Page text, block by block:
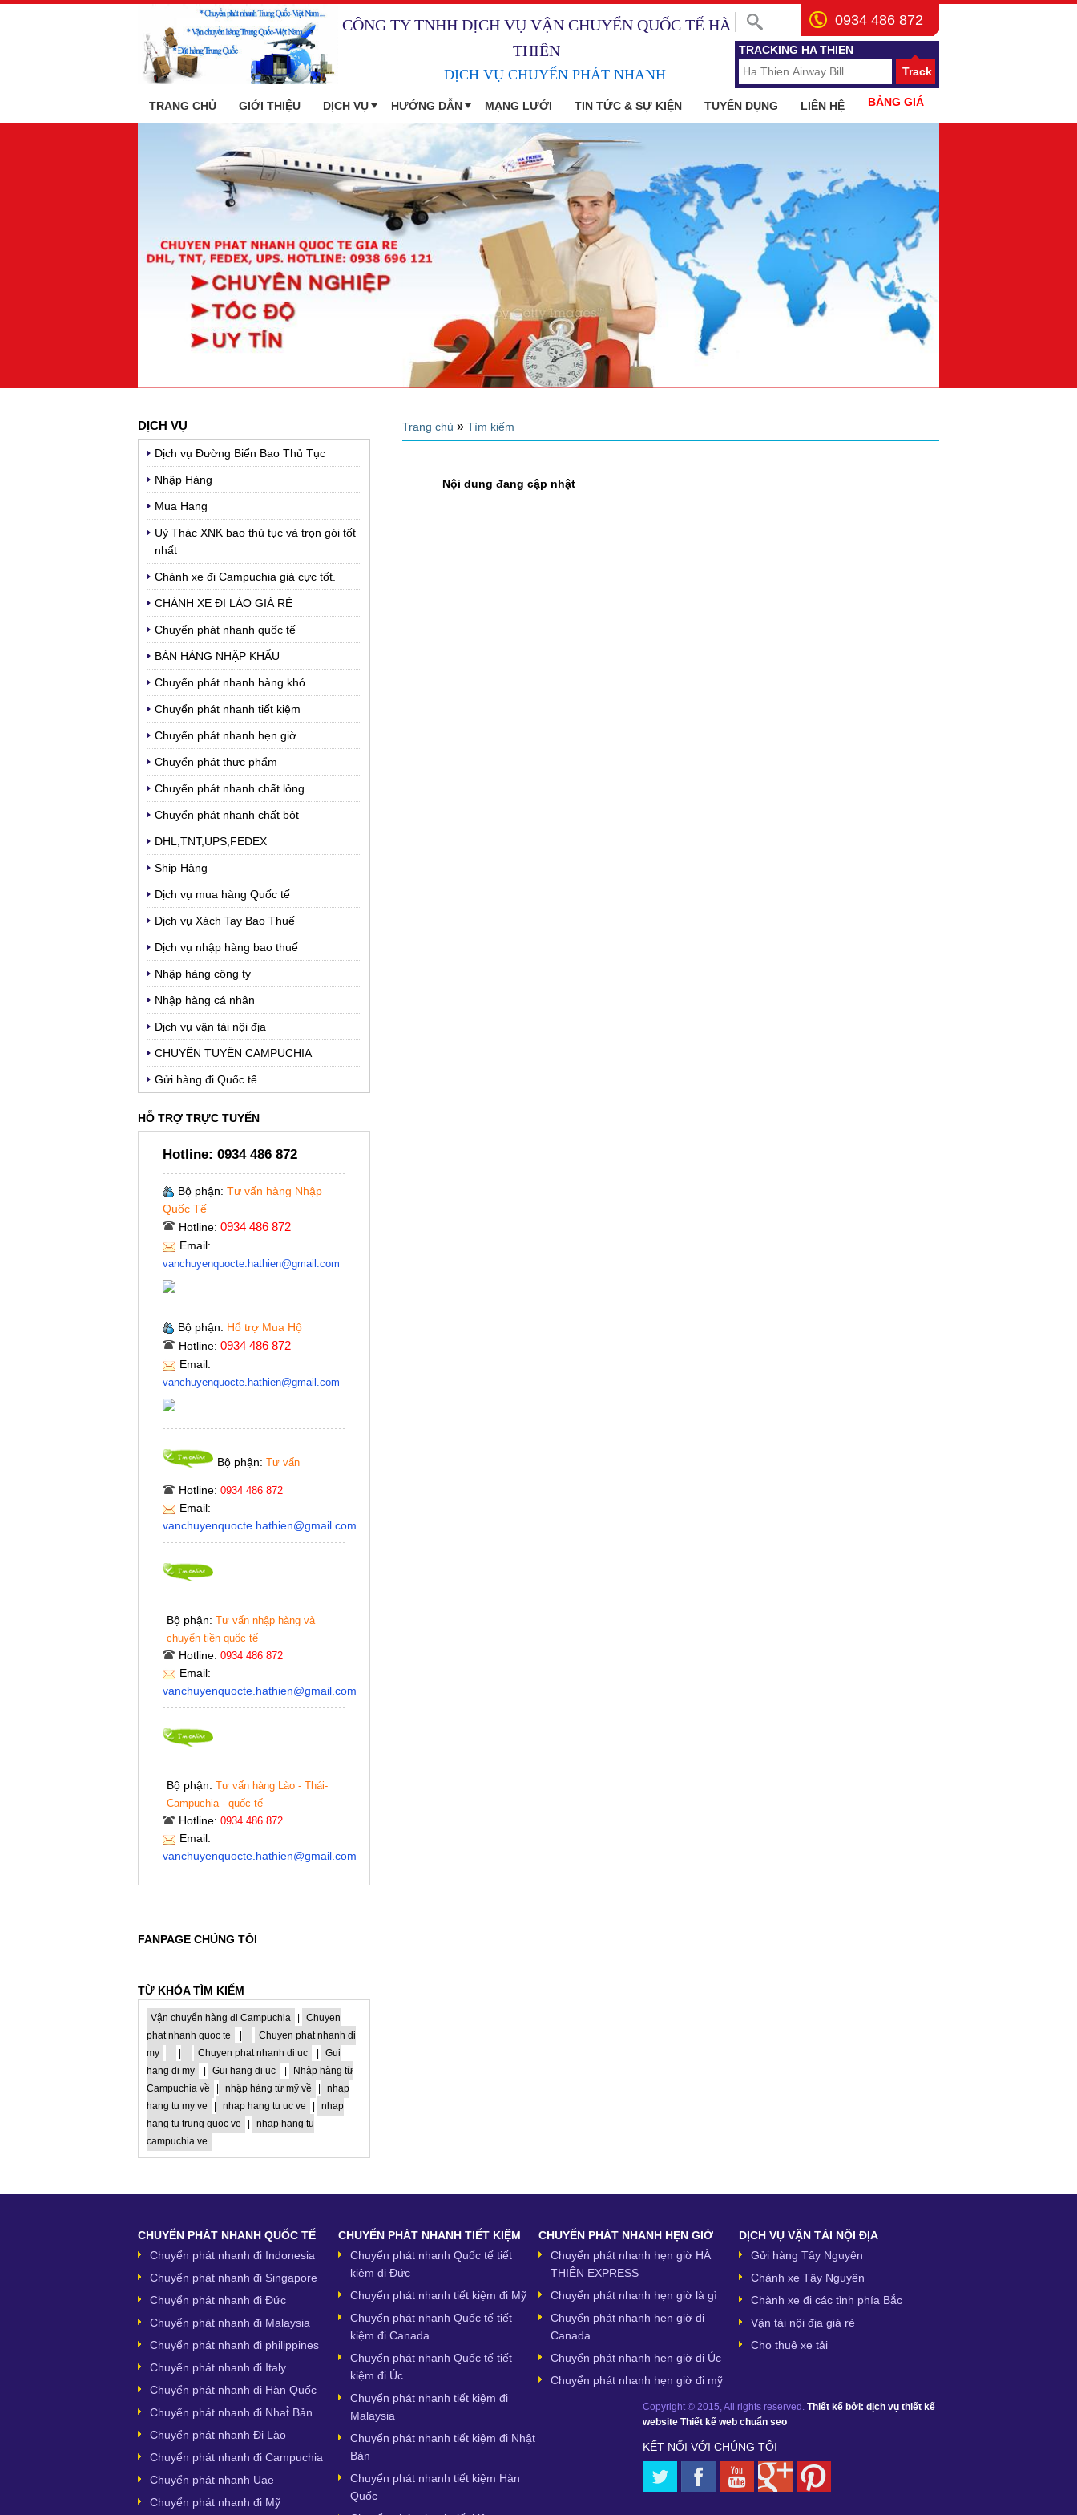
CÔNG TY TNHH DỊCH VỤ VẬN CHUYỂN QUỐC TẾ HÀ
THIÊN
DỊCH VỤ CHUYỂN PHÁT NHANH
0934 486 872
TRACKING HA THIEN
Track
TRANG CHỦ GIỚI THIỆU DỊCH VỤ HƯỚNG DẪN MẠNG LƯỚI TIN TỨC & SỰ KIỆN TUYỂN DỤNG LIÊN HỆ BẢNG GIÁ
Trang chủ » Tìm kiếm
Nội dung đang cập nhật
DỊCH VỤ
Dịch vụ Đường Biển Bao Thủ Tục
Nhập Hàng
Mua Hang
Uỷ Thác XNK bao thủ tục và trọn gói tốt
nhất
Chành xe đi Campuchia giá cực tốt.
CHÀNH XE ĐI LÀO GIÁ RẺ
Chuyển phát nhanh quốc tế
BÁN HÀNG NHẬP KHẨU
Chuyển phát nhanh hàng khó
Chuyển phát nhanh tiết kiệm
Chuyển phát nhanh hẹn giờ
Chuyển phát thực phẩm
Chuyển phát nhanh chất lỏng
Chuyển phát nhanh chất bột
DHL,TNT,UPS,FEDEX
Ship Hàng
Dịch vụ mua hàng Quốc tế
Dịch vụ Xách Tay Bao Thuế
Dịch vụ nhập hàng bao thuế
Nhập hàng công ty
Nhập hàng cá nhân
Dịch vụ vận tải nội địa
CHUYÊN TUYẾN CAMPUCHIA
Gửi hàng đi Quốc tế
HỖ TRỢ TRỰC TUYẾN
Hotline: 0934 486 872
Bộ phận: Tư vấn hàng Nhập
Quốc Tế
Hotline: 0934 486 872
Email:
vanchuyenquocte.hathien@gmail.com
Bộ phận: Hổ trợ Mua Hộ
Hotline: 0934 486 872
Email:
vanchuyenquocte.hathien@gmail.com
Bộ phận: Tư vấn
Hotline: 0934 486 872
Email:
vanchuyenquocte.hathien@gmail.com
Bộ phận: Tư vấn nhập hàng và
chuyển tiền quốc tế
Hotline: 0934 486 872
Email:
vanchuyenquocte.hathien@gmail.com
Bộ phận: Tư vấn hàng Lào - Thái-
Campuchia - quốc tế
Hotline: 0934 486 872
Email:
vanchuyenquocte.hathien@gmail.com
FANPAGE CHÚNG TÔI
TỪ KHÓA TÌM KIẾM
Vận chuyển hàng đi Campuchia |
Chuyen
phat nhanh quoc te
|
Chuyen phat nhanh di
my
| Chuyen phat nhanh di uc |
Gui
hang di my
| Gui hang di uc |
Nhập hàng từ
Campuchia về
| nhập hàng từ mỹ về |
nhap
hang tu my ve
| nhap hang tu uc ve |
nhap
hang tu trung quoc ve
|
nhap hang tu
campuchia ve
CHUYỂN PHÁT NHANH QUỐC TẾ
Chuyển phát nhanh đi Indonesia
Chuyển phát nhanh đi Singapore
Chuyển phát nhanh đi Đức
Chuyển phát nhanh đi Malaysia
Chuyển phát nhanh đi philippines
Chuyển phát nhanh đi Italy
Chuyển phát nhanh đi Hàn Quốc
Chuyển phát nhanh đi Nhat̉̀ Bản
Chuyển phát nhanh Đi Lào
Chuyển phát nhanh đi Campuchia
Chuyển phát nhanh Uae
Chuyển phát nhanh đi Mỹ
CHUYỂN PHÁT NHANH TIẾT KIỆM
Chuyển phát nhanh Quốc tế tiết
kiệm đi Đức
Chuyển phát nhanh tiết kiệm đi Mỹ
Chuyển phát nhanh Quốc tế tiết
kiệm đi Canada
Chuyển phát nhanh Quốc tế tiết
kiệm đi Úc
Chuyển phát nhanh tiết kiệm đi
Malaysia
Chuyển phát nhanh tiết kiệm đi Nhật
Bản
Chuyển phát nhanh tiết kiệm Hàn
Quốc
CHUYỂN PHÁT NHANH HẸN GIỜ
Chuyển phát nhanh hẹn giờ HÀ
THIÊN EXPRESS
Chuyển phát nhanh hẹn giờ là gì
Chuyển phát nhanh hẹn giờ đi
Canada
Chuyển phát nhanh hẹn giờ đi Úc
Chuyển phát nhanh hẹn giờ đi mỹ
DỊCH VỤ VẬN TẢI NỘI ĐỊA
Gửi hàng Tây Nguyên
Chành xe Tây Nguyên
Chành xe đi các tỉnh phía Bắc
Vận tải nội địa giá rẻ
Cho thuê xe tải
Copyright © 2015, All rights reserved. Thiết kế bởi: dịch vụ thiết kế
website Thiết kế web chuẩn seo
KẾT NỐI VỚI CHÚNG TÔI